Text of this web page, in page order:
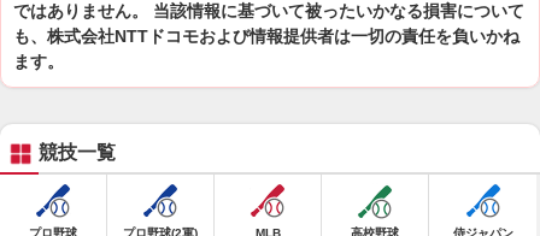
ではありません。 当該情報に基づいて被ったいかなる損害について
も、株式会社NTTドコモおよび情報提供者は一切の責任を負いかね
ます。
競技一覧
プロ野球 プロ野球(2軍) MLB 高校野球 侍ジャパン